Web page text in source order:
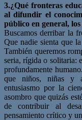
3.¿Qué fronteras
al difundir el
público en general,
Buscamos derribar la
Que nadie sienta que
También queremos
seria, rígida o solitaria:
profundamente
que niños, niñas y
entusiasmo por la
asombro que quizás
de contribuir al
pensamiento crítico y